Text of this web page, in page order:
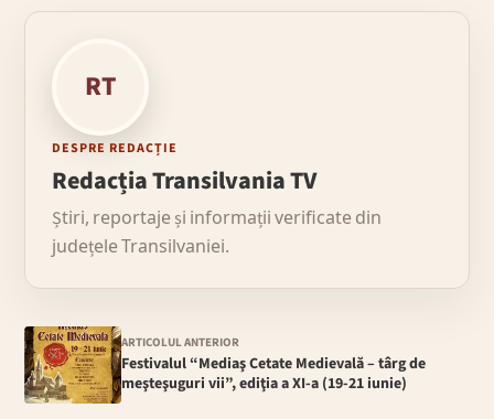
RT
DESPRE REDACȚIE
Redacția Transilvania TV
Știri, reportaje și informații verificate din
județele Transilvaniei.
ARTICOLUL ANTERIOR
Festivalul “Mediaş Cetate Medievală – târg de
meşteşuguri vii”, ediţia a XI-a (19-21 iunie)